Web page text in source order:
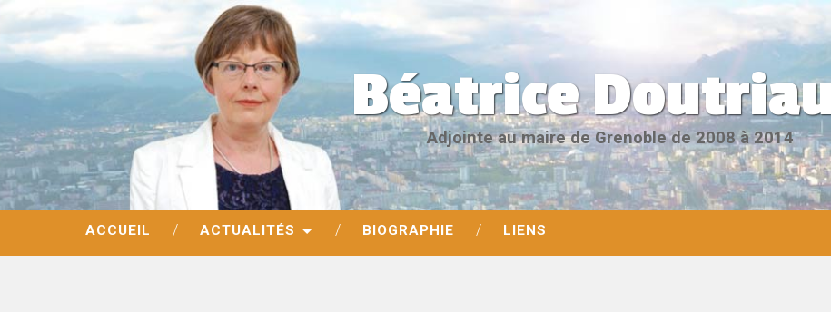
Béatrice
Adjointe au maire de Grenoble de 2008 à 2014
ACCUEIL ACTUALITÉS BIOGRAPHIE LIENS